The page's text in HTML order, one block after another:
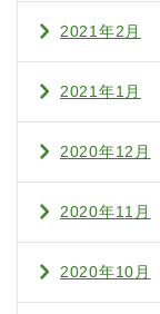
2021年2月
2021年1月
2020年12月
2020年11月
2020年10月